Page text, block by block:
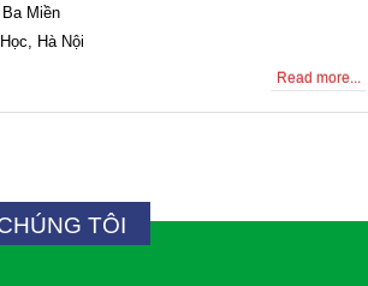
Miền
Hà Nội
Read more...
TÔI